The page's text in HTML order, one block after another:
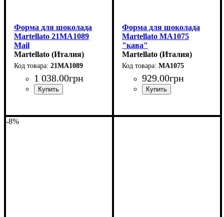
Форма для шоколада
Martellato 21MA1089
Mail
(120x78мм,h12.5мм,102гр)
Martellato (Италия)
21MA1089
1 038.00грн
Форма для шоколада
Martellato MA1075
"кава"
(52x26мм,h14мм,8.5гр)
Martellato (Италия)
MA1075
929.00грн
-8%